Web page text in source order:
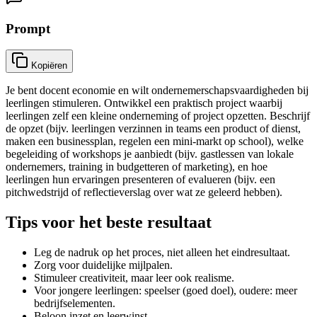
Prompt
Kopiëren
Je bent docent economie en wilt ondernemerschapsvaardigheden bij
leerlingen stimuleren. Ontwikkel een praktisch project waarbij
leerlingen zelf een kleine onderneming of project opzetten. Beschrijf
de opzet (bijv. leerlingen verzinnen in teams een product of dienst,
maken een businessplan, regelen een mini-markt op school), welke
begeleiding of workshops je aanbiedt (bijv. gastlessen van lokale
ondernemers, training in budgetteren of marketing), en hoe
leerlingen hun ervaringen presenteren of evalueren (bijv. een
pitchwedstrijd of reflectieverslag over wat ze geleerd hebben).
Tips voor het beste resultaat
Leg de nadruk op het proces, niet alleen het eindresultaat.
Zorg voor duidelijke mijlpalen.
Stimuleer creativiteit, maar leer ook realisme.
Voor jongere leerlingen: speelser (goed doel), oudere: meer
bedrijfselementen.